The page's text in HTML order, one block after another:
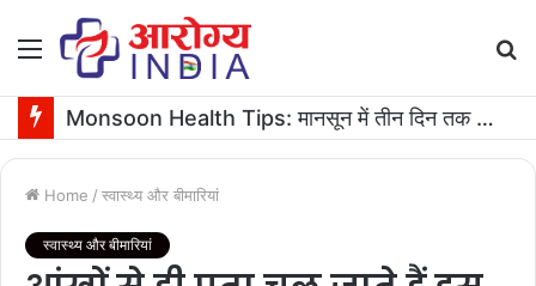
Menu
Monsoon Health Tips: मानसून में तीन दिन तक बुखार रहने पर कराएं ये जरूरी टेस्ट
Home / स्वास्थ्य और बीमारियां
स्वास्थ्य और बीमारियां